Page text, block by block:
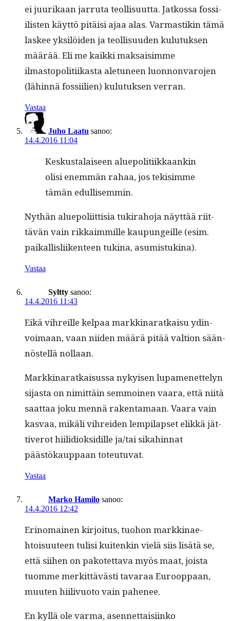
ei juurikaan jar­ru­ta teol­lisu­ut­ta. Jatkos­sa fos­si­
ilis­ten käyt­tö pitäisi ajaa alas. Var­mas­tikin tämä
las­kee yksilöi­den ja teol­lisu­u­den kulu­tuk­sen
määrää. Eli me kaik­ki mak­saisimme
ilmastopoli­ti­ikas­ta ale­tuneen luon­non­va­ro­jen
(lähin­nä fos­si­ilien) kulu­tuk­sen verran.
Vastaa
Juho Laatu sanoo:
14.4.2016 11:04
Keskusta­laiseen alue­poli­ti­ikkaankin
olisi enem­män rahaa, jos tek­isimme
tämän edullisemmin.
Nythän alue­poli­it­tisia tuki­ra­ho­ja näyt­tää riit­
tävän vain rikkaim­mille kaupungeille (esim.
paikallis­li­iken­teen tuk­i­na, asumistukina).
Vastaa
Syltty sanoo:
14.4.2016 11:43
Eikä vihreille kel­paa markki­naratkaisu ydin­
voimaan, vaan niiden määrä pitää val­tion sään­
nöstel­lä nollaan.
Markki­naratkais­us­sa nykyisen lupamenet­te­lyn
sijas­ta on nimit­täin sem­moinen vaara, että niitä
saat­taa joku men­nä rak­en­ta­maan. Vaara vain
kas­vaa, mikäli vihrei­den lem­pi­lapset elikkä jät­
tiverot hiilid­iok­sidille ja/tai sikahin­nat
päästökaup­paan toteutuvat.
Vastaa
Marko Hamilo sanoo:
14.4.2016 12:42
Eri­no­mainen kir­joi­tus, tuo­hon markki­nae­
htoisu­u­teen tulisi kuitenkin vielä siis lisätä se,
että siihen on pakotet­ta­va myös maat, joista
tuomme merkit­tävästi tavaraa Euroop­paan,
muuten hiilivuo­to vain pahenee.
En kyl­lä ole var­ma, asen­net­taisi­inko